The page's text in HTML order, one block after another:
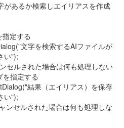
あるか検索しエイリアスを作成
定する
文字を検索するAIファイルが
い");
セルされた場合は何も処理しない
指定する
結果（エイリアス）を保存
い");
ンセルされた場合は何も処理しな